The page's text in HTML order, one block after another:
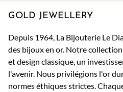
GOLD JEWELLERY
Depuis 1964, La Bijouterie Le
des bijoux en or. Notre
et design classique, un
l'avenir. Nous privilégions l'or
normes éthiques strictes.